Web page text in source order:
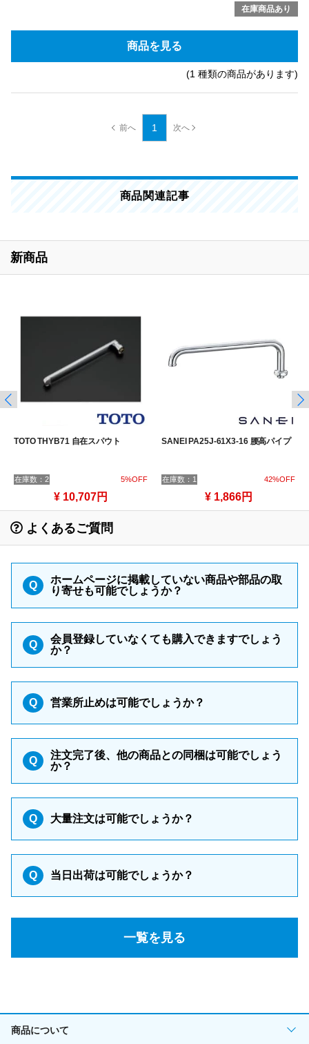
在庫商品あり
商品を見る
(1 種類の商品があります)
1
商品関連記事
新商品
TOTO THYB71 自在スパウト
在庫数：2 5%OFF
¥ 10,707円
SANEI PA25J-61X3-16 腰高パイプ
在庫数：1 42%OFF
¥ 1,866円
よくあるご質問
Q
ホームページに掲載していない商品や部品の取
り寄せも可能でしょうか？
Q
会員登録していなくても購入できますでしょう
か？
Q 営業所止めは可能でしょうか？
Q
注文完了後、他の商品との同梱は可能でしょう
か？
Q 大量注文は可能でしょうか？
Q 当日出荷は可能でしょうか？
一覧を見る
商品について